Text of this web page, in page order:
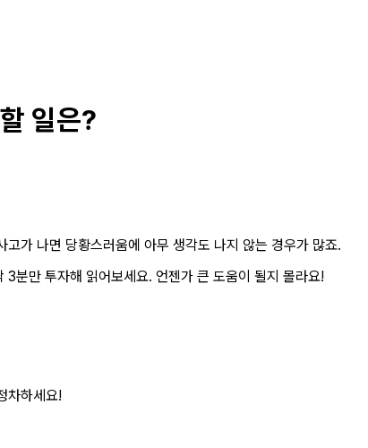
일은?
가 나면 당황스러움에 아무 생각도 나지 않는 경우가 많죠.
분만 투자해 읽어보세요. 언젠가 큰 도움이 될지 몰라요!
차하세요!